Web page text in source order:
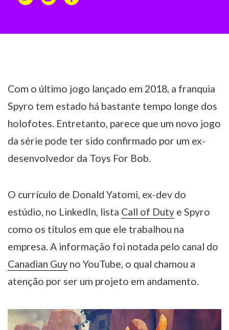
Com o último jogo lançado em 2018, a franquia
Spyro tem estado há bastante tempo longe dos
holofotes. Entretanto, parece que um novo jogo
da série pode ter sido confirmado por um ex-
desenvolvedor da Toys For Bob.
O currículo de Donald Yatomi, ex-dev do
estúdio, no LinkedIn, lista Call of Duty e Spyro
como os títulos em que ele trabalhou na
empresa. A informação foi notada pelo canal do
Canadian Guy no YouTube, o qual chamou a
atenção por ser um projeto em andamento.